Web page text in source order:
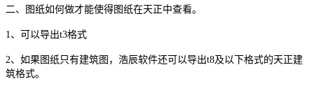
二、图纸如何做才能使得图纸在天正中查看。
1 、可以导出t3格式
2、如果图纸只有建筑图，浩辰软件还可以导出t8及以下格式的天正建
筑格式。